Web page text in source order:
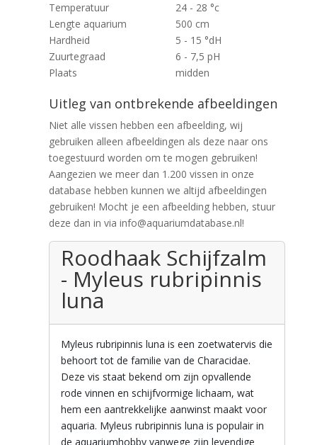
Temperatuur
24 - 28 °c
Lengte aquarium
500 cm
Hardheid
5 - 15 °dH
Zuurtegraad
6 - 7,5 pH
Plaats
midden
Uitleg van ontbrekende afbeeldingen
Niet alle vissen hebben een afbeelding, wij
gebruiken alleen afbeeldingen als deze naar ons
toegestuurd worden om te mogen gebruiken!
Aangezien we meer dan 1.200 vissen in onze
database hebben kunnen we altijd afbeeldingen
gebruiken! Mocht je een afbeelding hebben, stuur
deze dan in via info@aquariumdatabase.nl!
Roodhaak Schijfzalm
- Myleus rubripinnis
luna
Myleus rubripinnis luna is een zoetwatervis die
behoort tot de familie van de Characidae.
Deze vis staat bekend om zijn opvallende
rode vinnen en schijfvormige lichaam, wat
hem een aantrekkelijke aanwinst maakt voor
aquaria. Myleus rubripinnis luna is populair in
de aquariumhobby vanwege zijn levendige